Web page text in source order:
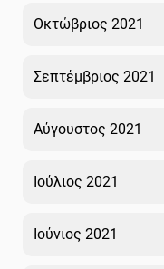
Οκτώβριος 2021
Σεπτέμβριος 2021
Αύγουστος 2021
Ιούλιος 2021
Ιούνιος 2021